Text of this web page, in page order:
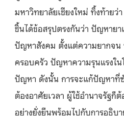
มหาวิทยาลัยเชียงใหม่ ทิ้งท้ายว่
ชิ้นได้ข้อสรุปตรงกันว่า ปัญหาย
ปัญหาสังคม ตั้งแต่ความยากจน
ครอบครัว ปัญหาความรุนแรงใน
ปัญหา ดังนั้น การจะแก้ปัญหาที่
ต้องอาศัยเวลา ผู้ใช้อำนาจรัฐก็
อย่างยั่งยืนพร้อมไปกับการอธิบ